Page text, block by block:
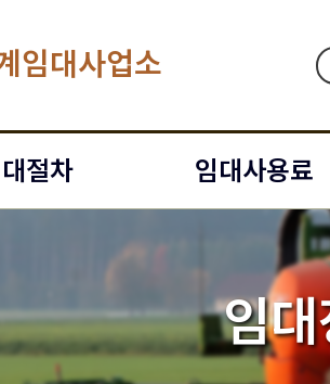
임대사업소
절차 임대사용료
임